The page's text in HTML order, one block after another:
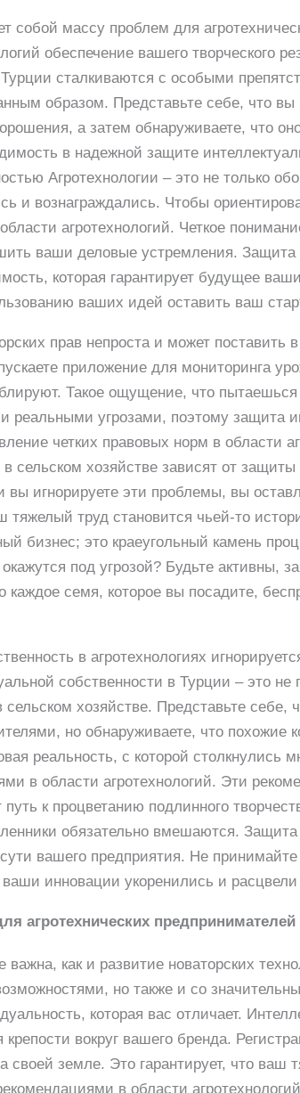
собой массу проблем для
обеспечение вашего творческого
сталкиваются с особыми
образом. Представьте себе, что вы
а затем обнаруживаете, что
в надежной защите
Агротехнологии – это не только
и вознаграждались. Чтобы
агротехнологий. Четкое
ваши деловые устремления.
которая гарантирует будущее
ваших идей оставить ваш
прав непроста и может поставить
приложение для мониторинга
Такое ощущение, что
реальными угрозами, поэтому защита
четких правовых норм в области
сельском хозяйстве зависят от защиты
игнорируете эти проблемы, вы
тяжелый труд становится чьей-то
бизнес; это краеугольный камень
под угрозой? Будьте активны,
каждое семя, которое вы посадите,
в агротехнологиях
собственности в Турции – это
хозяйстве. Представьте себе,
но обнаруживаете, что похожие
реальность, с которой
в области агротехнологий. Эти
к процветанию подлинного
обязательно вмешаются.
вашего предприятия. Не
инновации укоренились и
агротехнических предпринимателей
как и развитие новаторских
но также и со
которая вас отличает.
вокруг вашего бренда.
своей земле. Это гарантирует, что
в области